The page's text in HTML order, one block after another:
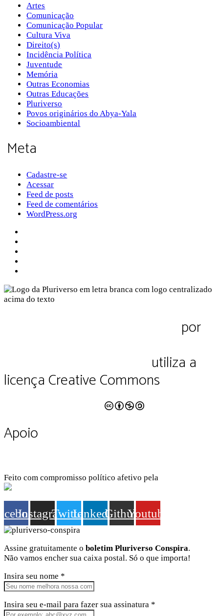
Artes
Comunicação
Comunicação Popular
Cultura Viva
Direito(s)
Incidência Política
Juventude
Memória
Outras Economias
Outras Educações
Pluriverso
Povos originários do Abya-Yala
Socioambiental
Meta
Cadastre-se
Acessar
Feed de posts
Feed de comentários
WordPress.org
por
utiliza a
licença Creative Commons
Apoio
Feito com compromisso político afetivo pela
InstagramTwitterLinkedinGithubYoutube
Assine gratuitamente o boletim Pluriverso Conspira.
Não vamos encher sua caixa postal. Só o que importa!
Insira seu nome *
Insira seu e-mail para fazer sua assinatura *